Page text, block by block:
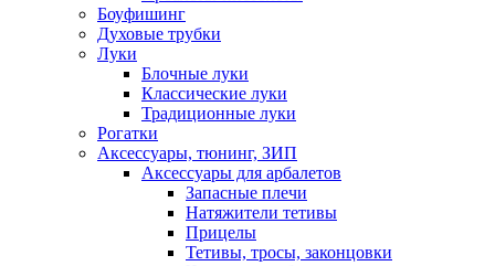
Боуфишинг
Духовые трубки
Луки
Блочные луки
Классические луки
Традиционные луки
Рогатки
Аксессуары, тюнинг, ЗИП
Аксессуары для арбалетов
Запасные плечи
Натяжители тетивы
Прицелы
Тетивы, тросы, законцовки